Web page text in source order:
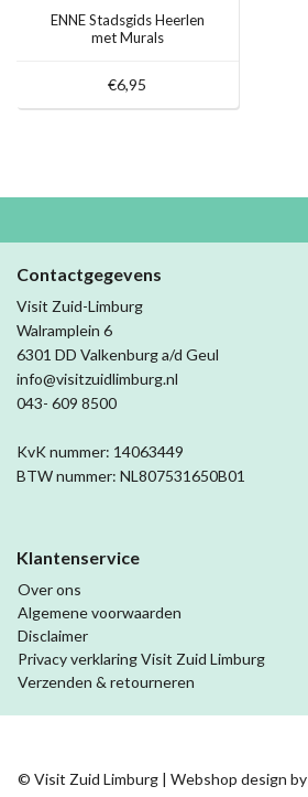
ENNE Stadsgids Heerlen
met Murals
€6,95
Contactgegevens
Visit Zuid-Limburg
Walramplein 6
6301 DD Valkenburg a/d Geul
info@visitzuidlimburg.nl
043- 609 8500
KvK nummer: 14063449
BTW nummer: NL807531650B01
Klantenservice
Over ons
Algemene voorwaarden
Disclaimer
Privacy verklaring Visit Zuid Limburg
Verzenden & retourneren
© Visit Zuid Limburg | Webshop design by